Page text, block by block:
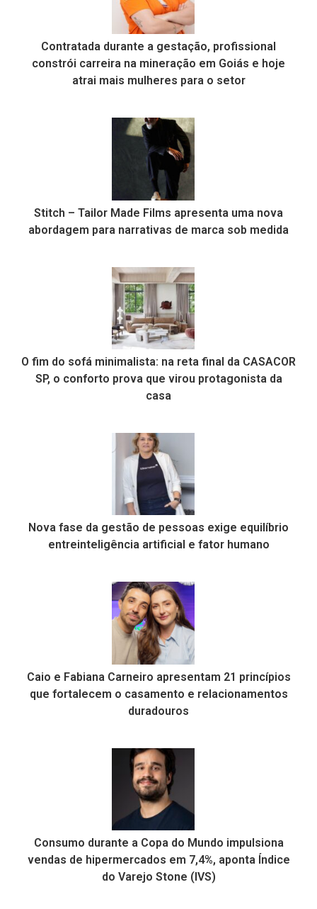
Contratada durante a gestação, profissional
constrói carreira na mineração em Goiás e hoje
atrai mais mulheres para o setor
Stitch – Tailor Made Films apresenta uma nova
abordagem para narrativas de marca sob medida
O fim do sofá minimalista: na reta final da CASACOR
SP, o conforto prova que virou protagonista da
casa
Nova fase da gestão de pessoas exige equilíbrio
entreinteligência artificial e fator humano
Caio e Fabiana Carneiro apresentam 21 princípios
que fortalecem o casamento e relacionamentos
duradouros
Consumo durante a Copa do Mundo impulsiona
vendas de hipermercados em 7,4%, aponta Índice
do Varejo Stone (IVS)